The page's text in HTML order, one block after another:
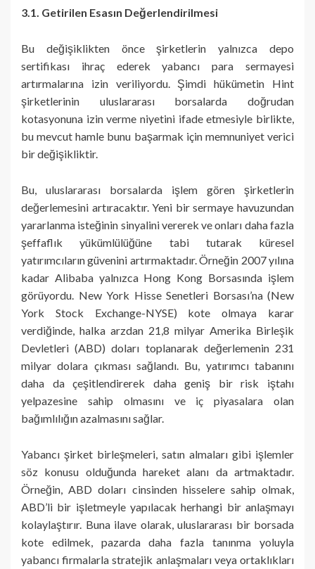
3.1. Getirilen Esasın Değerlendirilmesi
Bu değişiklikten önce şirketlerin yalnızca depo
sertifikası ihraç ederek yabancı para sermayesi
artırmalarına izin veriliyordu. Şimdi hükümetin Hint
şirketlerinin uluslararası borsalarda doğrudan
kotasyonuna izin verme niyetini ifade etmesiyle birlikte,
bu mevcut hamle bunu başarmak için memnuniyet verici
bir değişikliktir.
Bu, uluslararası borsalarda işlem gören şirketlerin
değerlemesini artıracaktır. Yeni bir sermaye havuzundan
yararlanma isteğinin sinyalini vererek ve onları daha fazla
şeffaflık yükümlülüğüne tabi tutarak küresel
yatırımcıların güvenini artırmaktadır. Örneğin 2007 yılına
kadar Alibaba yalnızca Hong Kong Borsasında işlem
görüyordu. New York Hisse Senetleri Borsası’na (New
York Stock Exchange-NYSE) kote olmaya karar
verdiğinde, halka arzdan 21,8 milyar Amerika Birleşik
Devletleri (ABD) doları toplanarak değerlemenin 231
milyar dolara çıkması sağlandı. Bu, yatırımcı tabanını
daha da çeşitlendirerek daha geniş bir risk iştahı
yelpazesine sahip olmasını ve iç piyasalara olan
bağımlılığın azalmasını sağlar.
Yabancı şirket birleşmeleri, satın almaları gibi işlemler
söz konusu olduğunda hareket alanı da artmaktadır.
Örneğin, ABD doları cinsinden hisselere sahip olmak,
ABD’li bir işletmeyle yapılacak herhangi bir anlaşmayı
kolaylaştırır. Buna ilave olarak, uluslararası bir borsada
kote edilmek, pazarda daha fazla tanınma yoluyla
yabancı firmalarla stratejik anlaşmaları veya ortaklıkları